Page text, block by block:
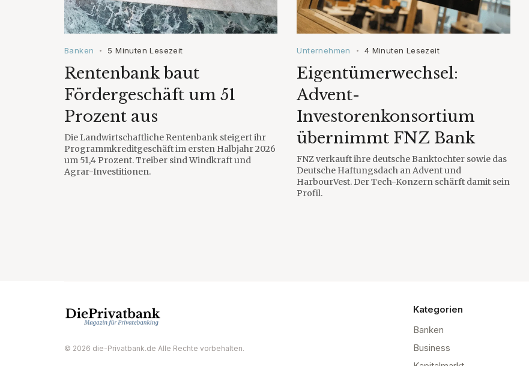
Banken • 5 Minuten Lesezeit
Rentenbank baut
Fördergeschäft um 51
Prozent aus
Die Landwirtschaftliche Rentenbank steigert ihr
Programmkreditgeschäft im ersten Halbjahr 2026
um 51,4 Prozent. Treiber sind Windkraft und
Agrar-Investitionen.
Unternehmen • 4 Minuten Lesezeit
Eigentümerwechsel:
Advent-
Investorenkonsortium
übernimmt FNZ Bank
FNZ verkauft ihre deutsche Banktochter sowie das
Deutsche Haftungsdach an Advent und
HarbourVest. Der Tech-Konzern schärft damit sein
Profil.
© 2026 die-Privatbank.de Alle Rechte vorbehalten.
Kategorien
Banken
Business